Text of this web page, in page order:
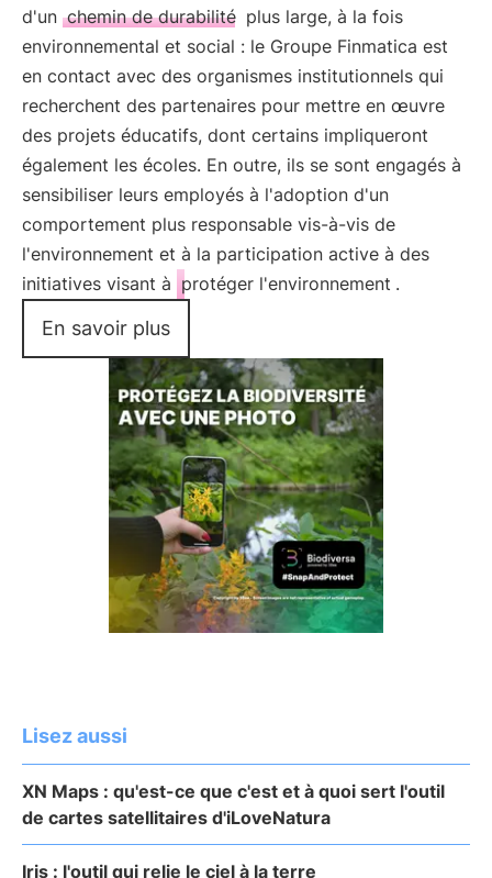
d'un chemin de durabilité plus large, à la fois
environnemental et social : le Groupe Finmatica est
en contact avec des organismes institutionnels qui
recherchent des partenaires pour mettre en œuvre
des projets éducatifs, dont certains impliqueront
également les écoles. En outre, ils se sont engagés à
sensibiliser leurs employés à l'adoption d'un
comportement plus responsable vis-à-vis de
l'environnement et à la participation active à des
initiatives visant à protéger l'environnement .
En savoir plus
Lisez aussi
XN Maps : qu'est-ce que c'est et à quoi sert l'outil
de cartes satellitaires d'iLoveNatura
Iris : l'outil qui relie le ciel à la terre